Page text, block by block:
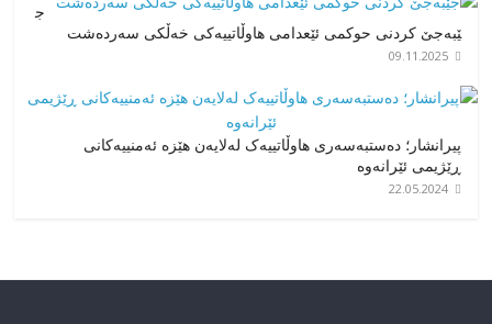
ج
ێبەجێ کردنی حوکمی ئێعدامی هاوڵاتییەکی خەڵکی سەردەشت
09.11.2025
پیرانشار؛ دەستبەسەری هاوڵاتییەک لەلایەن هێزە ئەمنییەکانی
ڕێژیمی ئێرانەوە
22.05.2024